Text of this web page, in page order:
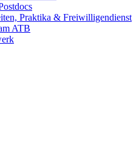
Praktika & Freiwilligendienst
ATB